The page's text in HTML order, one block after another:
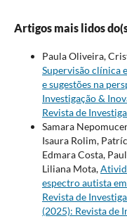
Artigos mais lidos
Paula Oliveira,
Supervisão clínica
e sugestões na
Investigação &
Revista de
Samara
Isaura Rolim,
Edmara Costa,
Liliana Mota,
espectro autista
Revista de
(2025): Revista de